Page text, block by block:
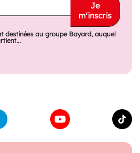
Je
m'inscris
destinées au groupe Bayard, auquel